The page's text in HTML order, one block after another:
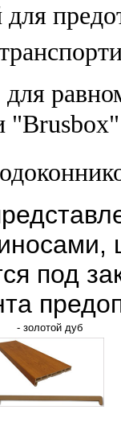
для
под
- золотой дуб